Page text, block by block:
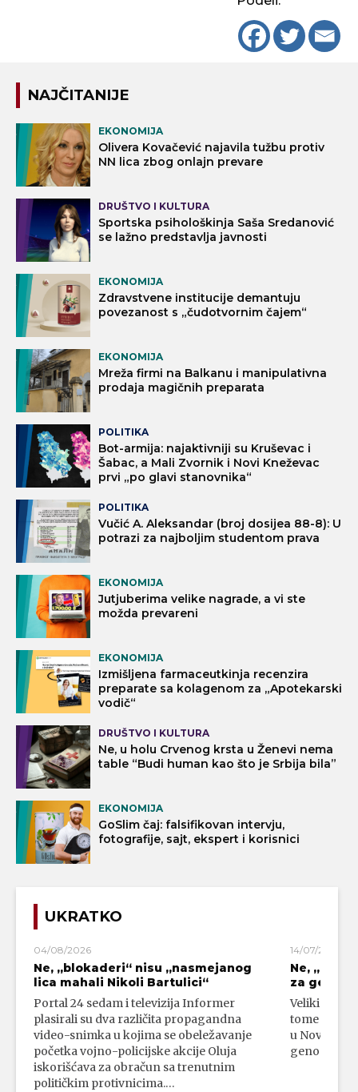
NAJČITANIJE
EKONOMIJA
Olivera Kovačević najavila tužbu protiv
NN lica zbog onlajn prevare
DRUŠTVO I KULTURA
Sportska psihološkinja Saša Sredanović
se lažno predstavlja javnosti
EKONOMIJA
Zdravstvene institucije demantuju
povezanost s „čudotvornim čajem“
EKONOMIJA
Mreža firmi na Balkanu i manipulativna
prodaja magičnih preparata
POLITIKA
Bot-armija: najaktivniji su Kruševac i
Šabac, a Mali Zvornik i Novi Kneževac
prvi „po glavi stanovnika“
POLITIKA
Vučić A. Aleksandar (broj dosijea 88-8): U
potrazi za najboljim studentom prava
EKONOMIJA
Jutjuberima velike nagrade, a vi ste
možda prevareni
EKONOMIJA
Izmišljena farmaceutkinja recenzira
preparate sa kolagenom za „Apotekarski
vodič“
DRUŠTVO I KULTURA
Ne, u holu Crvenog krsta u Ženevi nema
table “Budi human kao što je Srbija bila”
EKONOMIJA
GoSlim čaj: falsifikovan intervju,
fotografije, sajt, ekspert i korisnici
UKRATKO
04/08/2026
Ne, „blokaderi“ nisu „nasmejanog
lica mahali Nikoli Bartulici“
Portal 24 sedam i televizija Informer
plasirali su dva različita propagandna
video-snimka u kojima se obeležavanje
početka vojno-policijske akcije Oluja
iskorišćava za obračun sa trenutnim
političkim protivnicima.…
14/07/2026
Ne,
za
Veliki broj
tome da su
u Novom
genocidni